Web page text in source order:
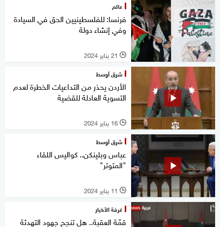
عالم
فرنسا: للفلسطينيين الحق في السيادة
وفي إنشاء دولة
l 21 يناير 2024
شرق أوسط
الأردن يحذر من التداعيات الخطرة لعدم
التسوية العادلة للقضية
l 16 يناير 2024
شرق أوسط
عباس وبلينكن.. كواليس اللقاء
"المتوتر"
l 11 يناير 2024
غرفة الأخبار
قمّة العقبة.. هل تنجح جهود التهدئة